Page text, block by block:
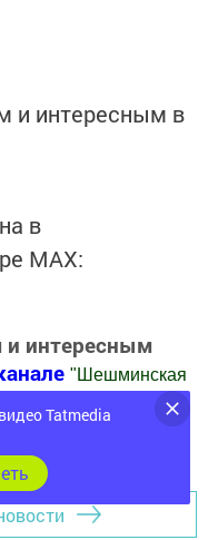
и интересным в
в
MАХ:
интересным
" Шешминская
Tatmedia